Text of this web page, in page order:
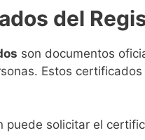
del
son documentos
Estos
puede solicitar el